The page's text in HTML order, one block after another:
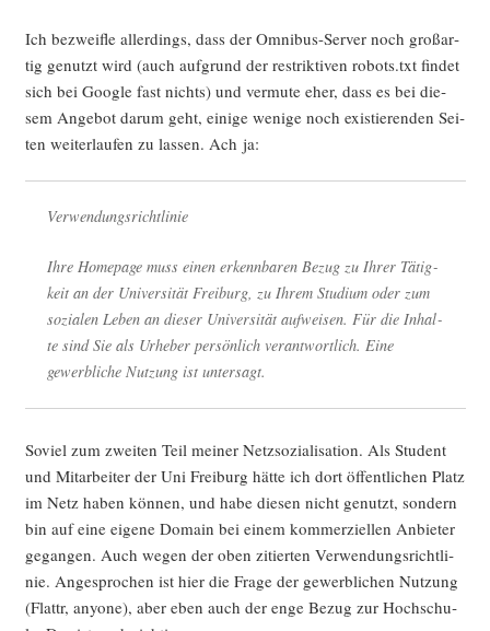
Ich bezweif­le aller­dings, dass der Omni­bus-Ser­ver noch groß­ar­
tig genutzt wird (auch auf­grund der restrik­ti­ven robots.txt fin­det
sich bei Goog­le fast nichts) und ver­mu­te eher, dass es bei die­
sem Ange­bot dar­um geht, eini­ge weni­ge noch exis­tie­ren­den Sei­
ten wei­ter­lau­fen zu las­sen. Ach ja:
Verwendungsrichtlinie
Ihre Home­page muss einen erkenn­ba­ren Bezug zu Ihrer Tätig­
keit an der Uni­ver­si­tät Frei­burg, zu Ihrem Stu­di­um oder zum
sozia­len Leben an die­ser Uni­ver­si­tät auf­wei­sen. Für die Inhal­
te sind Sie als Urhe­ber per­sön­lich ver­ant­wort­lich. Eine
gewerb­li­che Nut­zung ist untersagt.
Soviel zum zwei­ten Teil mei­ner Netz­so­zia­li­sa­ti­on. Als Stu­dent
und Mit­ar­bei­ter der Uni Frei­burg hät­te ich dort öffent­li­chen Platz
im Netz haben kön­nen, und habe die­sen nicht genutzt, son­dern
bin auf eine eige­ne Domain bei einem kom­mer­zi­el­len Anbie­ter
gegan­gen. Auch wegen der oben zitier­ten Ver­wen­dungs­richt­li­
nie. Ange­spro­chen ist hier die Fra­ge der gewerb­li­chen Nut­zung
(Flattr, anyo­ne), aber eben auch der enge Bezug zur Hoch­schu­